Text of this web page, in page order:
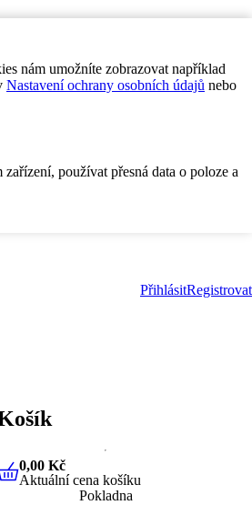
nám umožníte zobrazovat například
Nastavení ochrany osobních údajů nebo
používat přesná data o poloze a
PřihlásitRegistrovat
0,00 KčAktuální cena košíku
0,00 Kč
Aktuální cena košíku
Pokladna